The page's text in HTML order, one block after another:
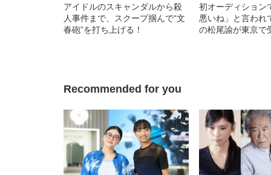
アイドルのスキャンダルから殺
人事件まで、スクープ掴んで“文
春砲”を打ち上げる！
初オーディション
悪いね」と言わ
の松尾諭が東京で
Recommended for you